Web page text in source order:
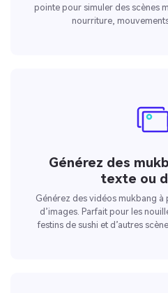
pointe pour simuler des scènes
nourriture,
Générez des
texte ou
Générez des vidéos mukbang à
d’images. Parfait pour les
festins de sushi et d’autres
Créez des
à l’infini.
Créer